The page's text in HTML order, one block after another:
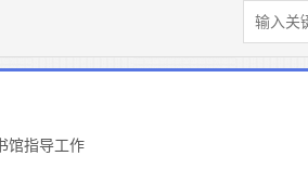
馆指导工作